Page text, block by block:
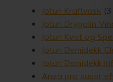
Jotun Kraftvask
Jotun Drygolin
Jotun Kvist og
Jotun Demidekk
Jotun Demidekk
Anza pro super